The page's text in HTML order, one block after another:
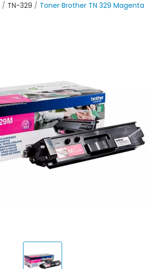
TN-329 Toner Brother TN 329 Magenta